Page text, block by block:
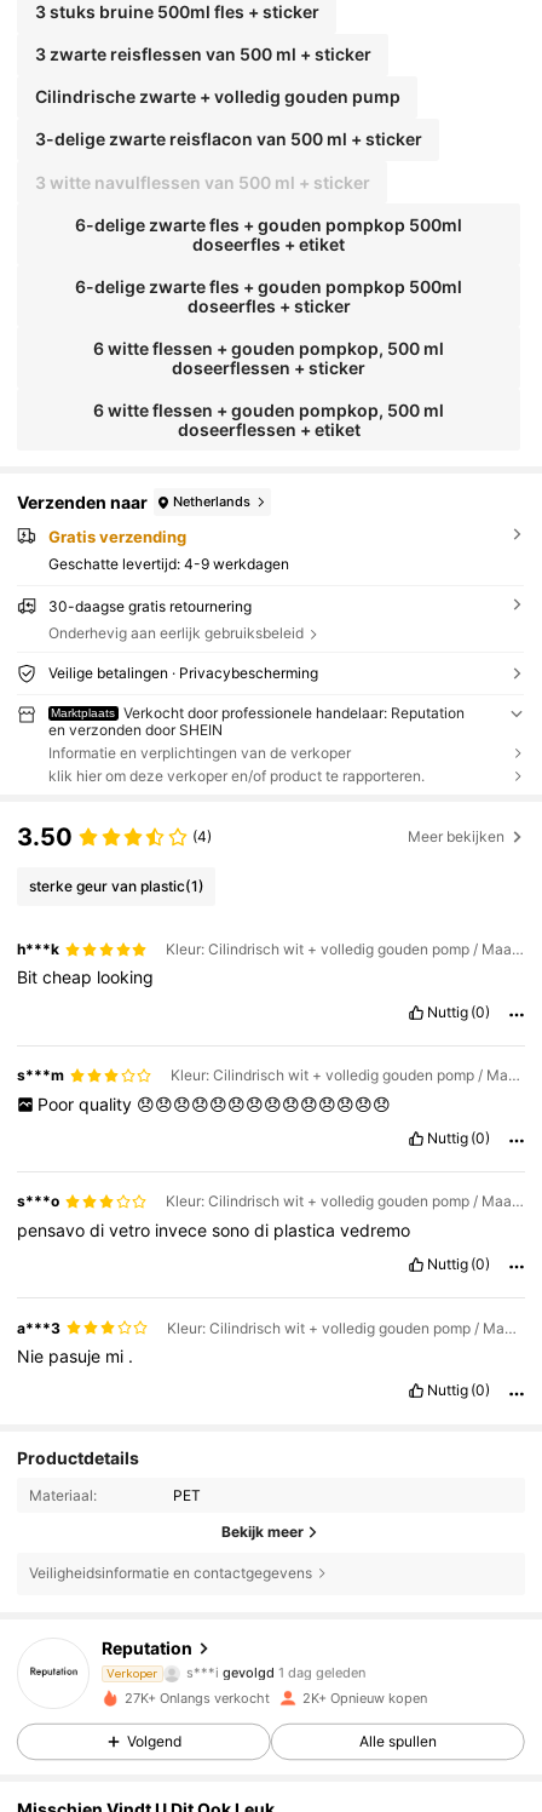
3 stuks bruine 500ml fles + sticker
3 zwarte reisflessen van 500 ml + sticker
Cilindrische zwarte + volledig gouden pump
3-delige zwarte reisflacon van 500 ml + sticker
3 witte navulflessen van 500 ml + sticker
6-delige zwarte fles + gouden pompkop 500ml
doseerfles + etiket
6-delige zwarte fles + gouden pompkop 500ml
doseerfles + sticker
6 witte flessen + gouden pompkop, 500 ml
doseerflessen + sticker
6 witte flessen + gouden pompkop, 500 ml
doseerflessen + etiket
Verzenden naar Netherlands
Gratis verzending
Geschatte levertijd: 4-9 werkdagen
30-daagse gratis retournering
Onderhevig aan eerlijk gebruiksbeleid
Veilige betalingen · Privacybescherming
Marktplaats
Verkocht door professionele handelaar: Reputation
en verzonden door SHEIN
Informatie en verplichtingen van de verkoper
klik hier om deze verkoper en/of product te rapporteren.
3.50 (4) Meer bekijken
sterke geur van plastic(1)
h***k Kleur: Cilindrisch wit + volledig gouden pomp / Maat: een maat
Bitcheap looking
Nuttig (0)
s***m Kleur: Cilindrisch wit + volledig gouden pomp / Maat: een maat
Poor quality 😞😞😞😞😞😞😞😞😞😞😞😞😞😞
Nuttig (0)
s***o Kleur: Cilindrisch wit + volledig gouden pomp / Maat: een maat
pensavodivetro invecesonodi plasticavedremo
Nuttig (0)
a***3 Kleur: Cilindrisch wit + volledig gouden pomp / Maat: een maat
Nie pasuje mi .
Nuttig (0)
Productdetails
Materiaal: PET
Bekijk meer
Veiligheidsinformatie en contactgegevens
Reputation
Verkoper s***i gevolgd 1 dag geleden
620 Volgers
4.82 620 Volgers
27K+ Onlangs verkocht 2K+ Opnieuw kopen
Volgend Alle spullen